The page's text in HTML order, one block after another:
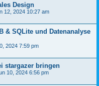
Design
12, 2024 10:27 am
& SQLite und Datenanalyse
2024 7:59 pm
stargazer bringen
10, 2024 6:56 pm